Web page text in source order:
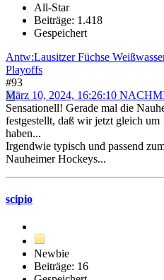
All-Star
Beiträge: 1.418
Gespeichert
Antw:Lausitzer Füchse
Playoffs
#93
März 10, 2024, 16:26:10
Sensationell! Gerade mal die
festgestellt, daß wir jetzt gleich
haben...
Irgendwie typisch und passend
Nauheimer Hockeys...
scipio
Newbie
Beiträge: 16